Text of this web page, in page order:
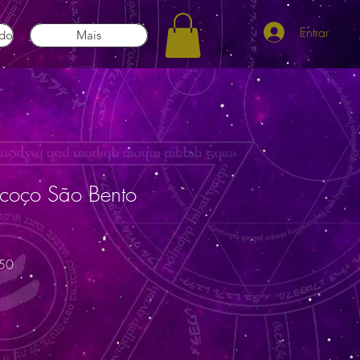
Entrar
Mais
São Bento
Preço
promocional